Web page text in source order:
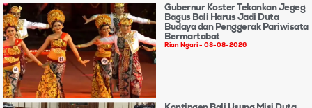
Gubernur Koster Tekankan Jegeg
Bagus Bali Harus Jadi Duta
Budaya dan Penggerak Pariwisata
Bermartabat
Rian Ngari 08-08-2026